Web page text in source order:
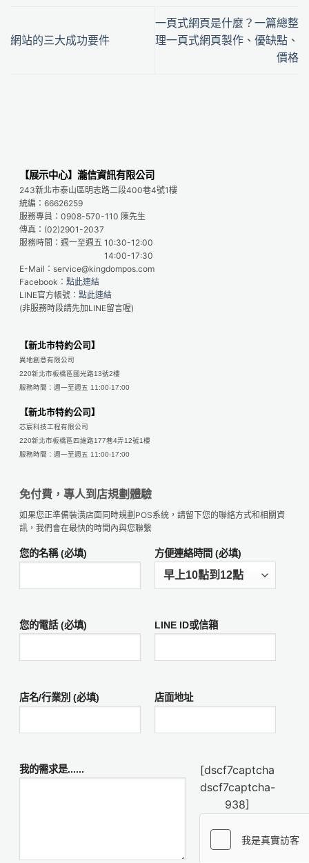
網站的三大成功要件
一頁式網頁是什麼？一篇總整
理一頁式網頁製作、優缺點、
價格
【展示中心】瀧信資訊有限公司
243新北市泰山區明志路二段400巷4號1樓
統編：66626259
服務專員：0908-570-110 陳先生
傳真：(02)2901-2037
服務時間：週一至週五 10:30-12:00
14:00-17:30
E-Mail：service@kingdompos.com
Facebook：點此連結
LINE官方帳號：點此連結
(非服務時段請先加LINE留言喔)
【新北市特約公司】
異地創意有限公司
220新北市板橋區國光路13號2樓
服務時間：週一至週五 11:00-17:00
【新北市特約公司】
芯宸科技工程有限公司
220新北市板橋區四維路177巷4弄12號1樓
服務時間：週一至週五 11:00-17:00
免付費，專人到店規劃體驗
如果您正準備裝潢店面同時規劃POS系統，請留下您的聯絡方式和相關資
訊，我們會在最快的時間內與您聯繫
您的名稱 (必填) 方便連絡時間 (必填)
您的電話 (必填) LINE ID或信箱
店名/行業別 (必填) 店面地址
我的需求是......
[dscf7captcha
dscf7captcha-
938]